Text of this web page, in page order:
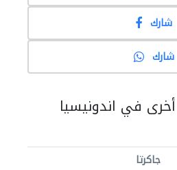
شارك
شارك
في اندونيسيا
جاكرتا